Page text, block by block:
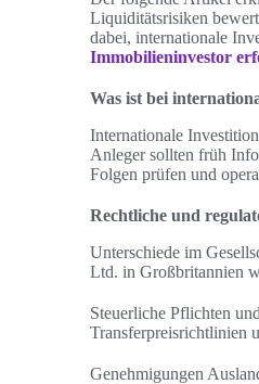
Liquiditätsrisiken
dabei, internationale
Immobilieninvestor
Was ist bei
Internationale
Anleger sollten früh
Folgen prüfen und
Rechtliche und
Unterschiede im
Ltd. in Großbritannien
Steuerliche Pflichten
Transferpreisrichtlinien
Genehmigungen